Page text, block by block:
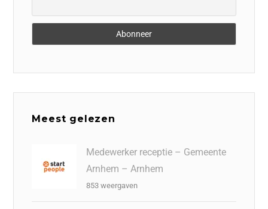
Meest gelezen
Medewerker receptie – Gemeente
Arnhem – Arnhem
853 weergaven